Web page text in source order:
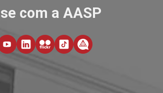
com a AASP